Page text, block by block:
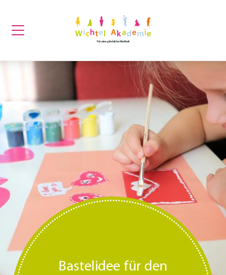
Für eine glückliche Kindheit
Bastelidee für den